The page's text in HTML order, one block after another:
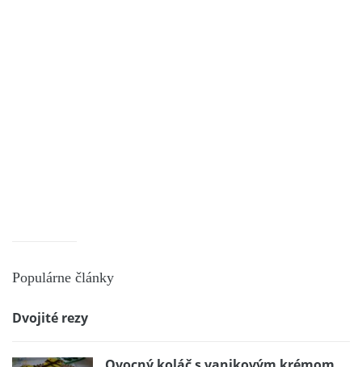
Populárne články
Dvojité rezy